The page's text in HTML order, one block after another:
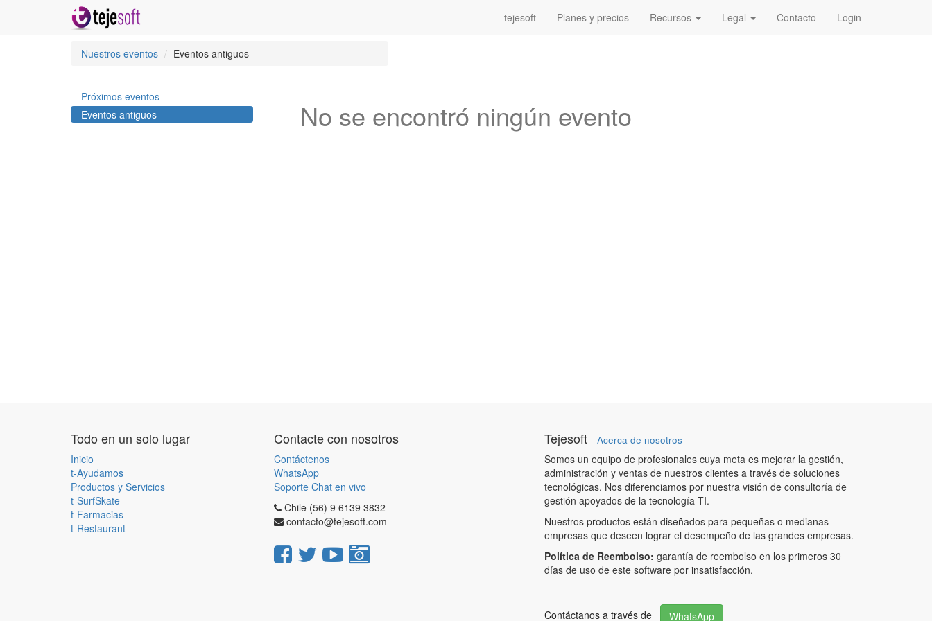
tejesoft Planes y precios Recursos Legal Contacto Login
Nuestros eventos Eventos antiguos
Próximos eventos
Eventos antiguos
No se encontró ningún evento
Todo en un solo lugar
Inicio
t-Ayudamos
Productos y Servicios
t-SurfSkate
t-Farmacias
t-Restaurant
Contacte con nosotros
Contáctenos
WhatsApp
Soporte Chat en vivo
Chile (56) 9 6139 3832
contacto@tejesoft.com
Tejesoft - Acerca de nosotros
Somos un equipo de profesionales cuya meta es mejorar la gestión,
administración y ventas de nuestros clientes a través de soluciones
tecnológicas. Nos diferenciamos por nuestra visión de consultoría de
gestión apoyados de la tecnología TI.
Nuestros productos están diseñados para pequeñas o medianas
empresas que deseen lograr el desempeño de las grandes empresas.
Política de Reembolso: garantía de reembolso en los primeros 30
días de uso de este software por insatisfacción.
Contáctanos a través de WhatsApp